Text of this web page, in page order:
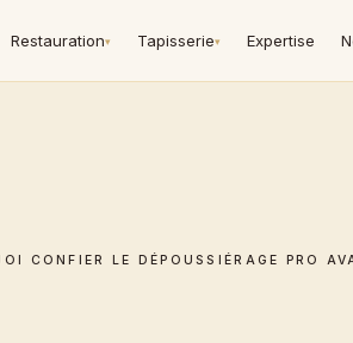
Restauration▾ Tapisserie▾ Expertise
CONFIER LE DÉPOUSSIÉRAGE PRO